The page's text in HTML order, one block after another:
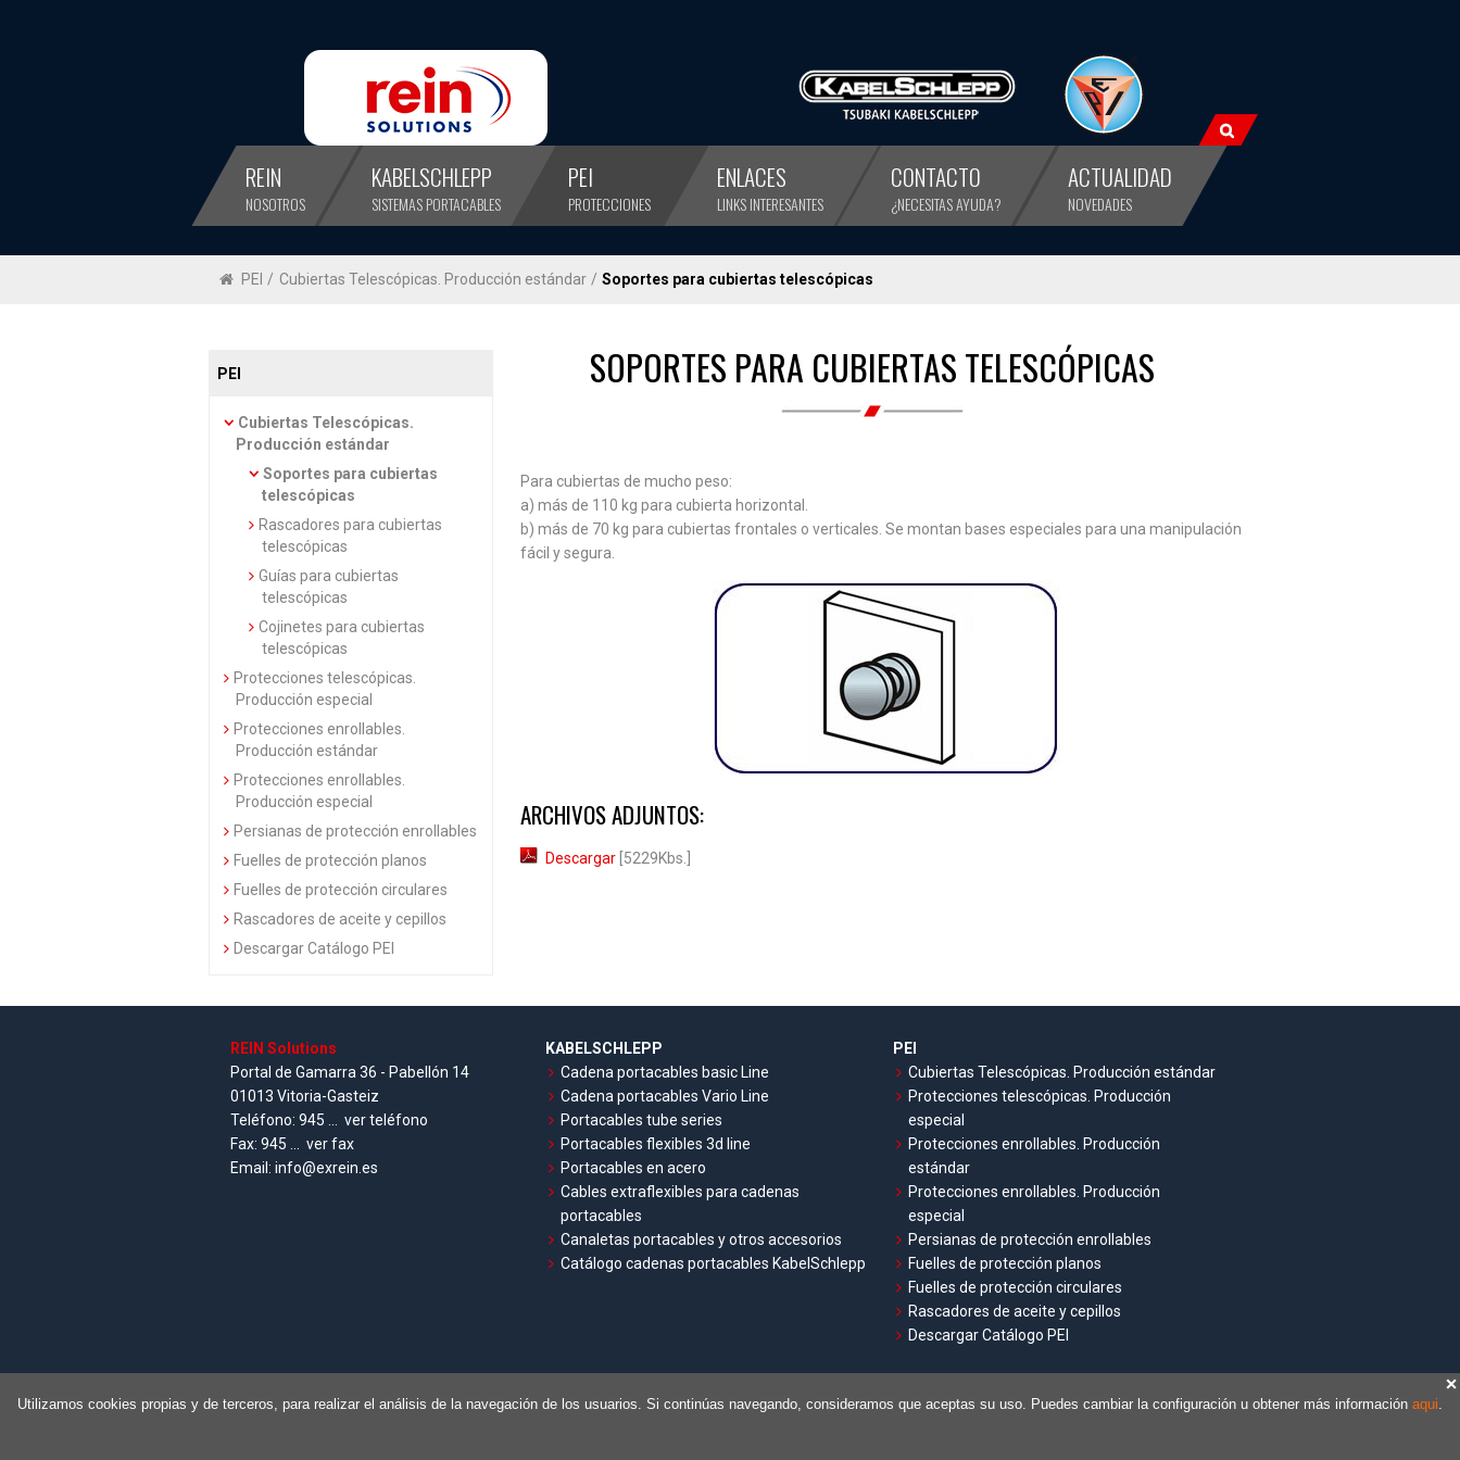
REIN
NOSOTROS
KABELSCHLEPP
SISTEMAS PORTACABLES
PEI
PROTECCIONES
ENLACES
LINKS INTERESANTES
CONTACTO
¿NECESITAS AYUDA?
ACTUALIDAD
NOVEDADES
PEI / Cubiertas Telescópicas. Producción estándar / Soportes para cubiertas telescópicas
PEI
Cubiertas Telescópicas.
Producción estándar
Soportes para cubiertas
telescópicas
Rascadores para cubiertas
telescópicas
Guías para cubiertas
telescópicas
Cojinetes para cubiertas
telescópicas
Protecciones telescópicas.
Producción especial
Protecciones enrollables.
Producción estándar
Protecciones enrollables.
Producción especial
Persianas de protección enrollables
Fuelles de protección planos
Fuelles de protección circulares
Rascadores de aceite y cepillos
Descargar Catálogo PEI
SOPORTES PARA CUBIERTAS TELESCÓPICAS
Para cubiertas de mucho peso:
a) más de 110 kg para cubierta horizontal.
b) más de 70 kg para cubiertas frontales o verticales. Se montan bases especiales para una manipulación
fácil y segura.
ARCHIVOS ADJUNTOS:
Descargar [5229Kbs.]
Utilizamos cookies propias y de terceros, para realizar el análisis de la navegación de los usuarios. Si continúas navegando, consideramos que aceptas su uso. Puedes cambiar la configuración u obtener más información aqui.
REIN Solutions
Portal de Gamarra 36 - Pabellón 14
01013 Vitoria-Gasteiz
Teléfono: 945 ... ver teléfono
Fax: 945 ... ver fax
Email: info@exrein.es
KABELSCHLEPP
Cadena portacables basic Line
Cadena portacables Vario Line
Portacables tube series
Portacables flexibles 3d line
Portacables en acero
Cables extraflexibles para cadenas
portacables
Canaletas portacables y otros accesorios
Catálogo cadenas portacables KabelSchlepp
PEI
Cubiertas Telescópicas. Producción estándar
Protecciones telescópicas. Producción
especial
Protecciones enrollables. Producción
estándar
Protecciones enrollables. Producción
especial
Persianas de protección enrollables
Fuelles de protección planos
Fuelles de protección circulares
Rascadores de aceite y cepillos
Descargar Catálogo PEI